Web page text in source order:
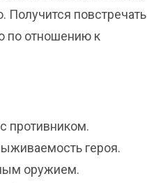
Получится повстречать
по отношению к
противником.
героя.
оружием.